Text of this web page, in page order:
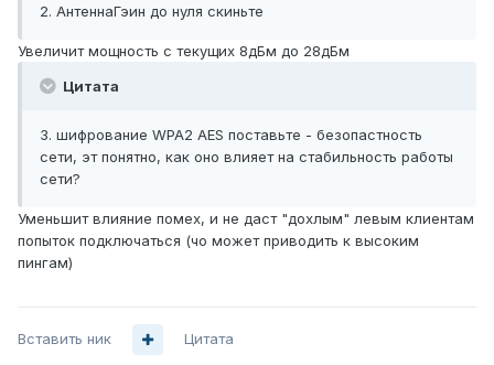
2. АнтеннаГэин до нуля скиньте
Увеличит мощность с текущих 8дБм до 28дБм
Цитата
3. шифрование WPA2 AES поставьте - безопастность
сети, эт понятно, как оно влияет на стабильность работы
сети?
Уменьшит влияние помех, и не даст "дохлым" левым клиентам
попыток подключаться (чо может приводить к высоким
пингам)
Вставить ник Цитата